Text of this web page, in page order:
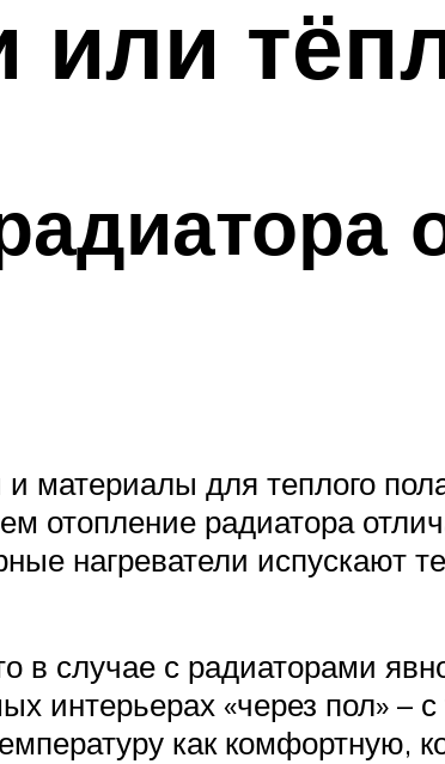
или
материалы для теплого
отопление радиатора
нагреватели испускают
в случае с радиаторами
интерьерах «через пол» –
как комфортную,